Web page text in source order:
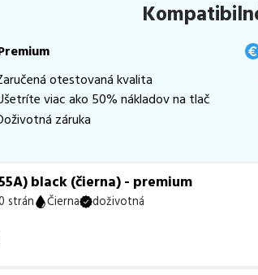
6 z nich ihneď k expedícii.
nie ste istí, ktoré riešenie je pre vaše
otestovaná kvalita
viac ako 50% nákladov na tlač
záruka
black (čierna) - premium
strán Čierna doživotná